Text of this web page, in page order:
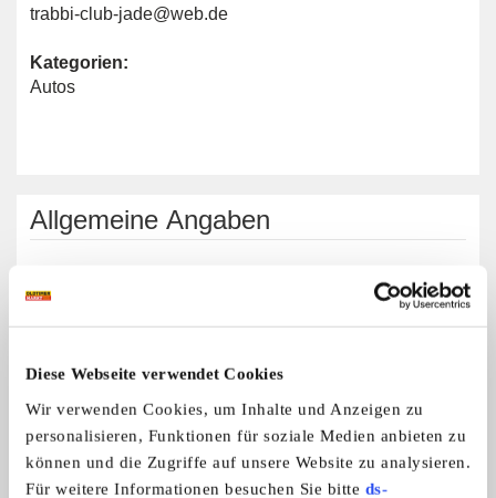
Diese Webseite verwendet Cookies
Wir verwenden Cookies, um Inhalte und Anzeigen zu
personalisieren, Funktionen für soziale Medien anbieten zu
können und die Zugriffe auf unsere Website zu analysieren.
Für weitere Informationen besuchen Sie bitte ds-
trabbi-club-jade@web.de
Kategorien:
Autos
Allgemeine Angaben
Trabant
Trabbi-Club-Jade